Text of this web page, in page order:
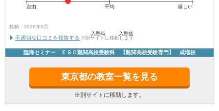
入塾時 入塾後
自由 平均 厳しい
投稿：2026年3月
不適切な口コミを報告する ※別サイトに移動します
臨海セミナー ＥＳＣ難関高校受験科 【難関高校受験専門】 成増校
東京都の教室一覧を見る
※別サイトに移動します。